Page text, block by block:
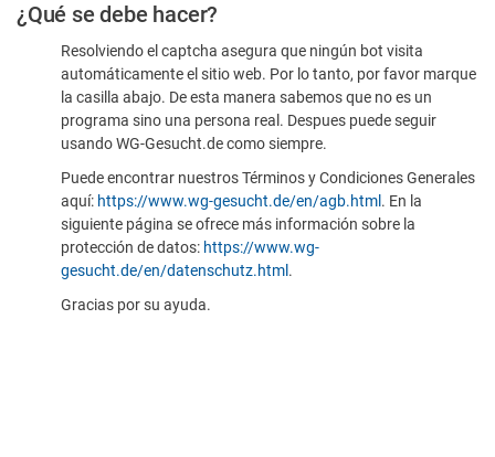
¿Qué se debe hacer?
Resolviendo el captcha asegura que ningún bot visita
automáticamente el sitio web. Por lo tanto, por favor marque
la casilla abajo. De esta manera sabemos que no es un
programa sino una persona real. Despues puede seguir
usando WG-Gesucht.de como siempre.
Puede encontrar nuestros Términos y Condiciones Generales
aquí: https://www.wg-gesucht.de/en/agb.html . En la
siguiente página se ofrece más información sobre la
protección de datos: https://www.wg-
gesucht.de/en/datenschutz.html .
Gracias por su ayuda.